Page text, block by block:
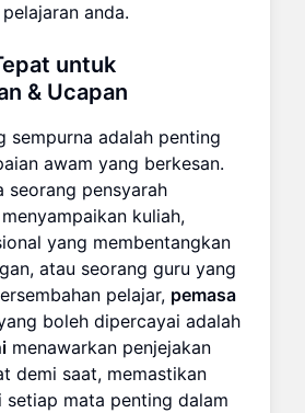
anda.
untuk
& Ucapan
sempurna adalah penting
awam yang berkesan.
seorang pensyarah
kuliah,
yang membentangkan
atau seorang guru yang
pelajar, pemasa
boleh dipercayai adalah
menawarkan penjejakan
demi saat, memastikan
setiap mata penting dalam